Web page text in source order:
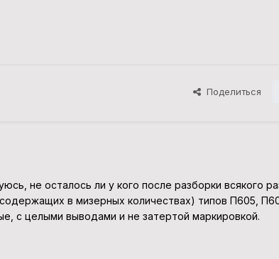
Поделиться
не осталось ли у кого после разборки всякого
в мизерных количествах) типов П605,
с целыми выводами и не затертой маркировкой.